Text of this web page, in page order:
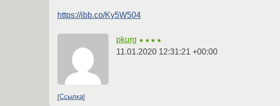
https://ibb.co/Ky5W504
pkurg ★★★★
11.01.2020 12:31:21 +00:00
Ссылка